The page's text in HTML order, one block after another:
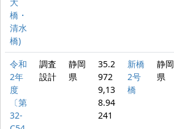
橋・
清水
橋)
令和
2年
度
〔第
32-
調査
設計
静岡
県
35.2
972
9,13
8.94
241
新橋
2号
橋
静岡
県